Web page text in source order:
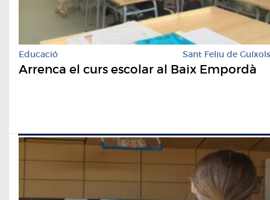
Educació Sant Feliu de Guíxols
Arrenca el curs escolar al Baix Empordà